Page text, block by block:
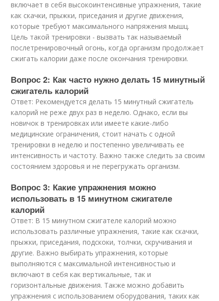
включает в себя высокоинтенсивные упражнения, такие
как скачки, прыжки, приседания и другие движения,
которые требуют максимального напряжения мышц.
Цель такой тренировки - вызвать так называемый
послетренировочный огонь, когда организм продолжает
сжигать калории даже после окончания тренировки.
Вопрос 2: Как часто нужно делать 15 минутный
сжигатель калорий
Ответ: Рекомендуется делать 15 минутный сжигатель
калорий не реже двух раз в неделю. Однако, если вы
новичок в тренировках или имеете какие-либо
медицинские ограничения, стоит начать с одной
тренировки в неделю и постепенно увеличивать ее
интенсивность и частоту. Важно также следить за своим
состоянием здоровья и не перегружать организм.
Вопрос 3: Какие упражнения можно
использовать в 15 минутном сжигателе
калорий
Ответ: В 15 минутном сжигателе калорий можно
использовать различные упражнения, такие как скачки,
прыжки, приседания, подскоки, толчки, скручивания и
другие. Важно выбирать упражнения, которые
выполняются с максимальной интенсивностью и
включают в себя как вертикальные, так и
горизонтальные движения. Также можно добавить
упражнения с использованием оборудования, таких как